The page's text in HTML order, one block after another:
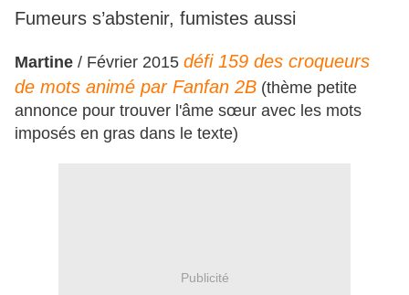
Fumeurs s’abstenir, fumistes aussi
Martine / Février 2015 défi 159 des croqueurs
de mots animé par Fanfan 2B (thème petite
annonce pour trouver l'âme sœur avec les mots
imposés en gras dans le texte)
Publicité